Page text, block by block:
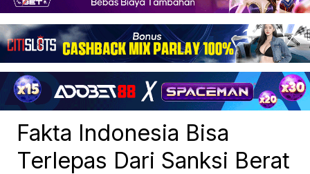
Fakta Indonesia Bisa
Terlepas Dari Sanksi Berat